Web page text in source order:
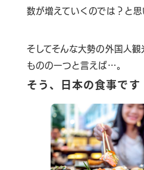
数が増えていくのでは？と思
そしてそんな大勢の外国人
ものの一つと言えば…。
そう、日本の食事です